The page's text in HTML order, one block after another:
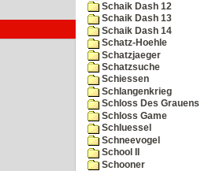
Schaik Dash 12
Schaik Dash 13
Schaik Dash 14
Schatz-Hoehle
Schatzjaeger
Schatzsuche
Schiessen
Schlangenkrieg
Schloss Des Grauens
Schloss Game
Schluessel
Schneevogel
School II
Schooner